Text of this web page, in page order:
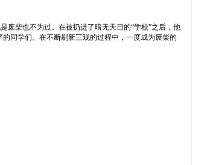
废柴也不为过。在被扔进了暗无天日的“学校”之后，他
同学们。在不断刷新三观的过程中，一度成为废柴的